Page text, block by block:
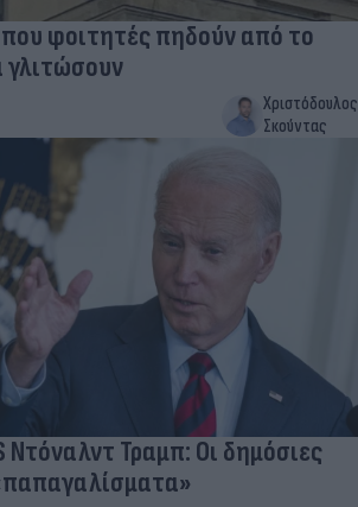
φοιτητές πηδούν από το
γλιτώσουν
Χριστόδουλος
Σκούντας
Ντόναλντ Τραμπ: Οι δημόσιες